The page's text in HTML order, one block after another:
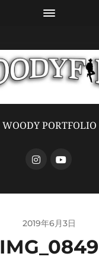
WOODY PORTFOLIO
2019年6月3日
IMG_0849